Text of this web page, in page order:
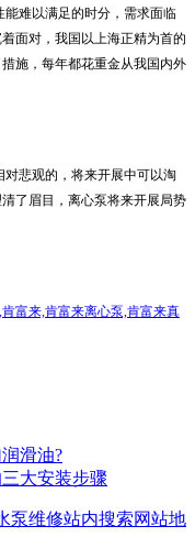
难以满足的时分，需求面临
面对，我国以上海正精为首的
施，每年都花重金从我国内外
对悲观的，将来开展中可以淘
了眉目，离心泵将来开展局势
富来,肯富来离心泵,肯富来真
滑油?
大安装步骤
泵维修站内搜索网站地